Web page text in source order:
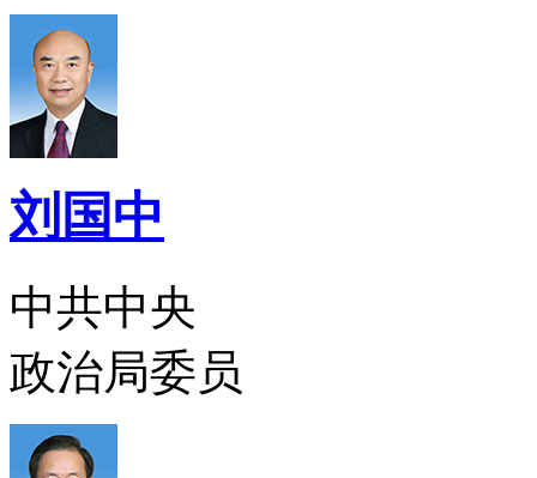
刘国中
中共中央
政治局委员